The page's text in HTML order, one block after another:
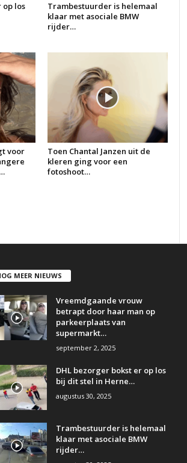
op los
Trambestuurder is helemaal
klaar met asociale BMW
rijder…
voor
Toen Chantal Janzen uit de
kleren ging voor een
fotoshoot…
MEER NIEUWS
Vreemdgaande vrouw
betrapt door haar man op
parkeerplaats van
supermarkt…
september 2, 2025
DHL bezorger bokst er op los
bij dit stel in Herne…
augustus 30, 2025
Trambestuurder is helemaal
klaar met asociale BMW
rijder…